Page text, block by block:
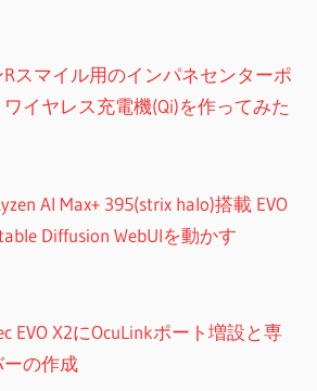
Rスマイル用のインパネセンターポ
イヤレス充電機(Qi)を作ってみた
AI Max+ 395(strix halo)搭載 EVO
Diffusion WebUIを動かす
EVO X2にOcuLinkポート増設と専
ーの作成